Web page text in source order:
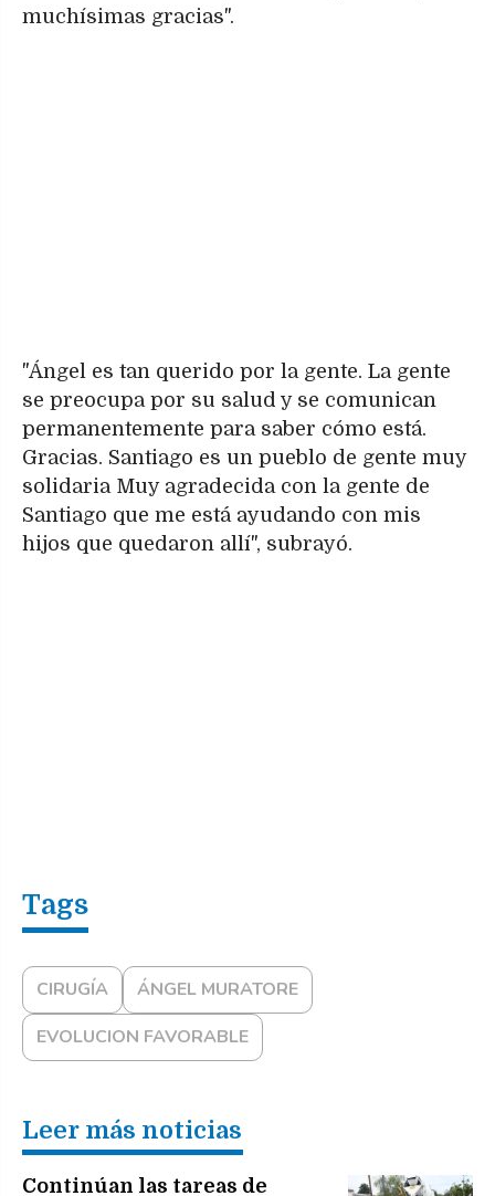
muchísimas gracias".
"Ángel es tan querido por la gente. La gente
se preocupa por su salud y se comunican
permanentemente para saber cómo está.
Gracias. Santiago es un pueblo de gente muy
solidaria Muy agradecida con la gente de
Santiago que me está ayudando con mis
hijos que quedaron allí", subrayó.
CIRUGÍA
ÁNGEL MURATORE
EVOLUCION FAVORABLE
Leer más noticias
Continúan las tareas de